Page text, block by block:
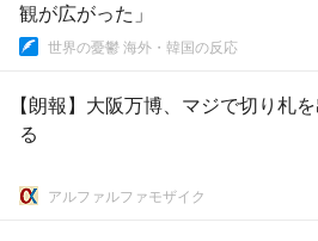
観が広がった」
世界の憂鬱 海外・韓国の反応
【朗報】大阪万博、マジで切り札を
る
アルファルファモザイク